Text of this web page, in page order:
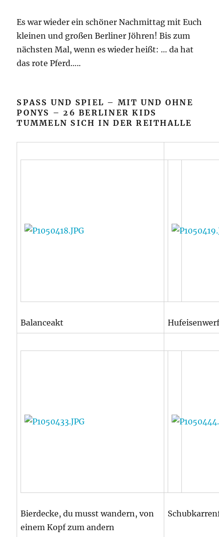
Es war wieder ein schöner Nachmittag mit Euch
kleinen und großen Berliner Jöhren! Bis zum
nächsten Mal, wenn es wieder heißt: … da hat
das rote Pferd…..
SPASS UND SPIEL – MIT UND OHNE P
ONYS – 26 BERLINER KIDS T
UMMELN SICH IN DER REITHALLE
Balanceakt
Bierdecke, du musst wandern, von
einem Kopf zum andern